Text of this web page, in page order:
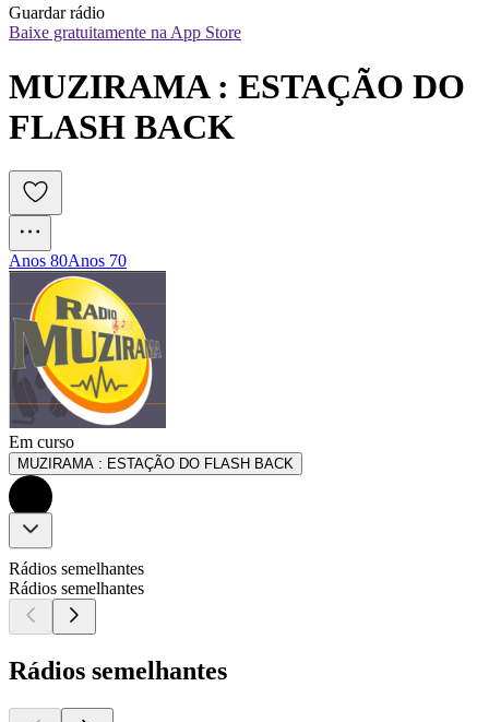
Guardar rádio
Baixe gratuitamente na App Store
MUZIRAMA : ESTAÇÃO DO
FLASH BACK
Anos 80Anos 70
Em curso
MUZIRAMA : ESTAÇÃO DO FLASH BACK
Rádios semelhantes
Rádios semelhantes
Rádios semelhantes